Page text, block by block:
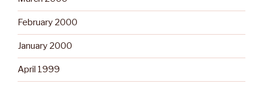
February 2000
January 2000
April 1999